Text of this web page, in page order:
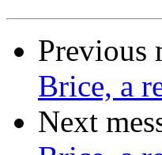
Previous
Brice, a
Next